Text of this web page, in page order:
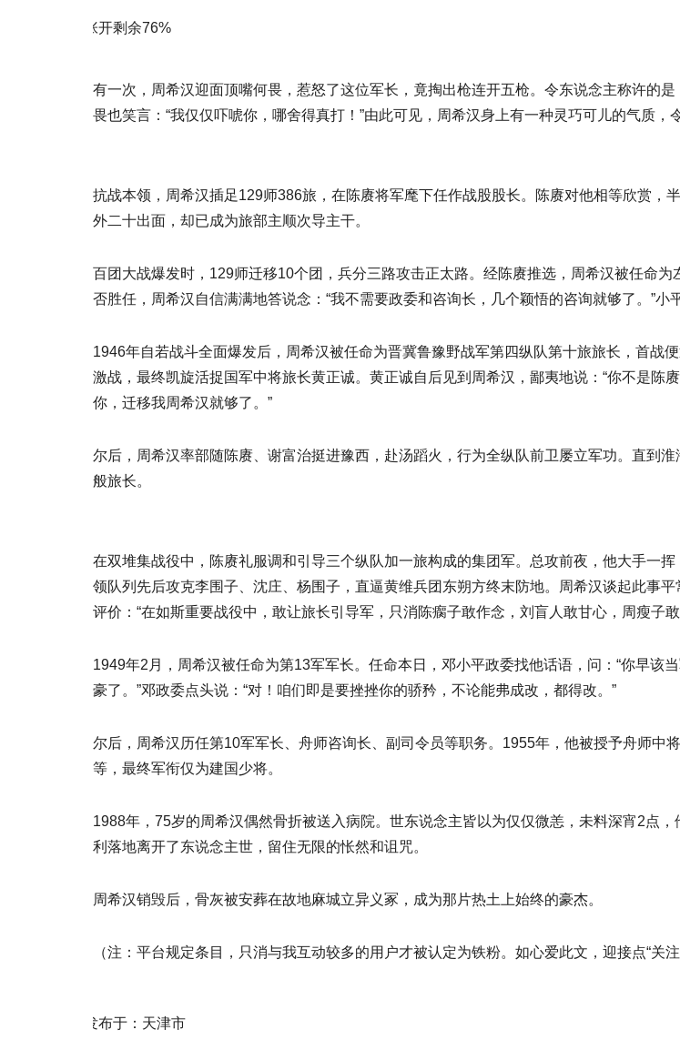
张开剩余76%
有一次，周希汉迎面顶嘴何畏，惹怒了这位军长，竟掏出枪连开五枪。令东说念主称许的
畏也笑言：“我仅仅吓唬你，哪舍得真打！”由此可见，周希汉身上有一种灵巧可儿的气质，
抗战本领，周希汉插足129师386旅，在陈赓将军麾下任作战股股长。陈赓对他相等欣赏，
外二十出面，却已成为旅部主顺次导主干。
百团大战爆发时，129师迁移10个团，兵分三路攻击正太路。经陈赓推选，周希汉被任命
否胜任，周希汉自信满满地答说念：“我不需要政委和咨询长，几个颖悟的咨询就够了。”
1946年自若战斗全面爆发后，周希汉被任命为晋冀鲁豫野战军第四纵队第十旅旅长，首战
激战，最终凯旋活捉国军中将旅长黄正诚。黄正诚自后见到周希汉，鄙夷地说：“你不是陈
你，迁移我周希汉就够了。”
尔后，周希汉率部随陈赓、谢富治挺进豫西，赴汤蹈火，行为全纵队前卫屡立军功。直到
般旅长。
在双堆集战役中，陈赓礼服调和引导三个纵队加一旅构成的集团军。总攻前夜，他大手一
领队列先后攻克李围子、沈庄、杨围子，直逼黄维兵团东朔方终末防地。周希汉谈起此事
评价：“在如斯重要战役中，敢让旅长引导军，只消陈瘸子敢作念，刘盲人敢甘心，周瘦子
1949年2月，周希汉被任命为第13军军长。任命本日，邓小平政委找他话语，问：“你早该
豪了。”邓政委点头说：“对！咱们即是要挫挫你的骄矜，不论能弗成改，都得改。”
尔后，周希汉历任第10军军长、舟师咨询长、副司令员等职务。1955年，他被授予舟师中
等，最终军衔仅为建国少将。
1988年，75岁的周希汉偶然骨折被送入病院。世东说念主皆以为仅仅微恙，未料深宵2点
利落地离开了东说念主世，留住无限的怅然和诅咒。
周希汉销毁后，骨灰被安葬在故地麻城立异义冢，成为那片热土上始终的豪杰。
（注：平台规定条目，只消与我互动较多的用户才被认定为铁粉。如心爱此文，迎接点“关
发布于：天津市